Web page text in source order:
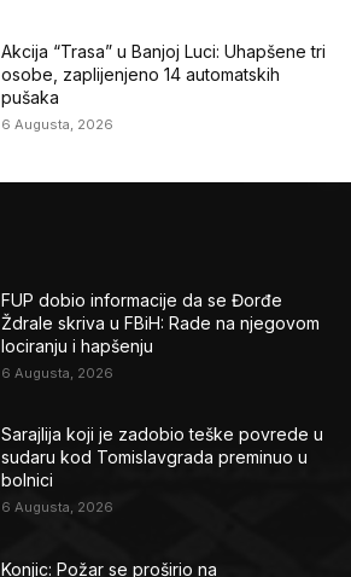
Akcija “Trasa” u Banjoj Luci: Uhapšene tri
osobe, zaplijenjeno 14 automatskih
pušaka
6 Augusta, 2026
FUP dobio informacije da se Đorđe
Ždrale skriva u FBiH: Rade na njegovom
lociranju i hapšenju
6 Augusta, 2026
Sarajlija koji je zadobio teške povrede u
sudaru kod Tomislavgrada preminuo u
bolnici
6 Augusta, 2026
Konjic: Požar se proširio na